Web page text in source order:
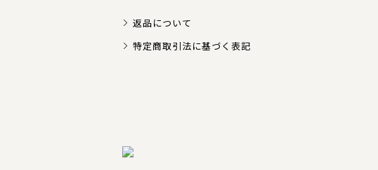
返品について
特定商取引法に基づく表記